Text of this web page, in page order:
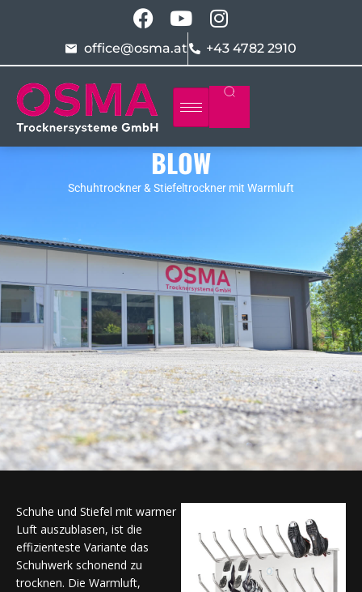
office@osma.at +43 4782 2910
BLOW
Schuhtrockner & Stiefeltrockner mit Warmluft
Schuhe und Stiefel mit warmer
Luft auszublasen, ist die
effizienteste Variante das
Schuhwerk schonend zu
trocknen. Die Warmluft,